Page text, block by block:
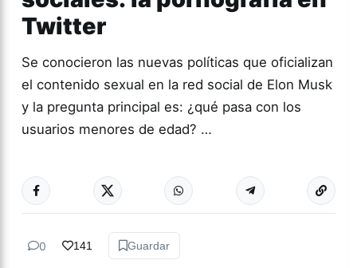
Twitter
Se conocieron las nuevas políticas que oficializan
el contenido sexual en la red social de Elon Musk
y la pregunta principal es: ¿qué pasa con los
usuarios menores de edad? …
ACTUALIDAD Más
0 141 Guardar